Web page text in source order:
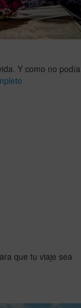
Y como no podía
que tu viaje sea